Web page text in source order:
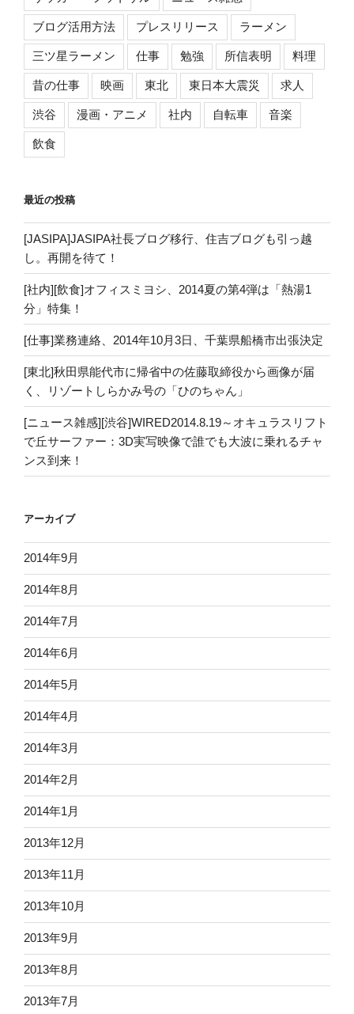
ブログ活用方法 プレスリリース ラーメン
三ツ星ラーメン 仕事 勉強 所信表明 料理
昔の仕事 映画 東北 東日本大震災 求人
渋谷 漫画・アニメ 社内 自転車 音楽
飲食
最近の投稿
[JASIPA]JASIPA社長ブログ移行、住吉ブログも引っ越
し。再開を待て！
[社内][飲食]オフィスミヨシ、2014夏の第4弾は「熱湯1
分」特集！
[仕事]業務連絡、2014年10月3日、千葉県船橋市出張決定
[東北]秋田県能代市に帰省中の佐藤取締役から画像が届
く、リゾートしらかみ号の「ひのちゃん」
[ニュース雑感][渋谷]WIRED2014.8.19～オキュラスリフト
で丘サーファー：3D実写映像で誰でも大波に乗れるチャ
ンス到来！
アーカイブ
2014年9月
2014年8月
2014年7月
2014年6月
2014年5月
2014年4月
2014年3月
2014年2月
2014年1月
2013年12月
2013年11月
2013年10月
2013年9月
2013年8月
2013年7月